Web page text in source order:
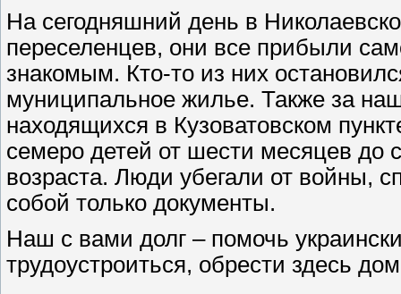
На сегодняшний день в
переселенцев, они все прибыли
знакомым. Кто-то из них
муниципальное жилье. Также за
находящихся в Кузоватовском
семеро детей от шести месяцев до
возраста. Люди убегали от войны,
собой только документы.
Наш с вами долг – помочь
трудоустроиться, обрести здесь